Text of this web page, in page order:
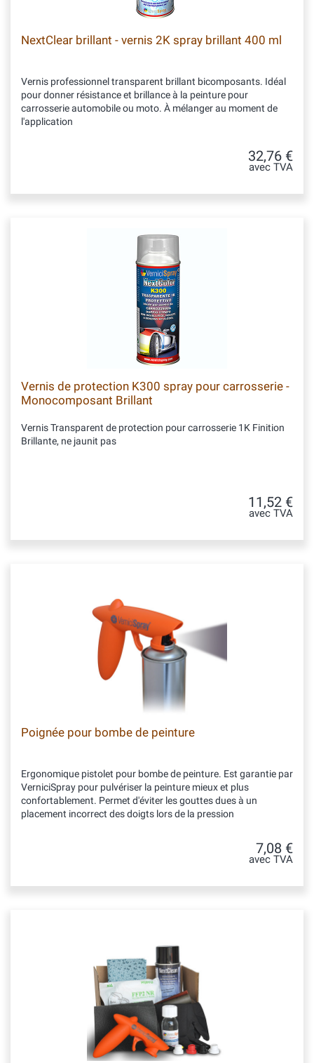
NextClear brillant - vernis 2K spray brillant 400 ml
Vernis professionnel transparent brillant bicomposants. Idéal
pour donner résistance et brillance à la peinture pour
carrosserie automobile ou moto. À mélanger au moment de
l'application
32,76 €
avec TVA
Vernis de protection K300 spray pour carrosserie -
Monocomposant Brillant
Vernis Transparent de protection pour carrosserie 1K Finition
Brillante, ne jaunit pas
11,52 €
avec TVA
Poignée pour bombe de peinture
Ergonomique pistolet pour bombe de peinture. Est garantie par
VerniciSpray pour pulvériser la peinture mieux et plus
confortablement. Permet d'éviter les gouttes dues à un
placement incorrect des doigts lors de la pression
7,08 €
avec TVA